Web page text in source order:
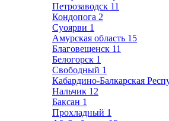
Петрозаводск 11
Кондопога 2
Суоярви 1
Амурская область 15
Благовещенск 11
Белогорск 1
Свободный 1
Кабардино-Балкарская
Нальчик 12
Баксан 1
Прохладный 1